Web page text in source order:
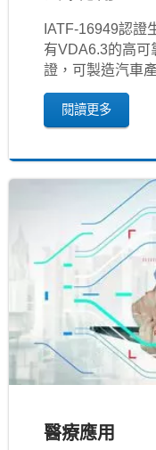
IATF‐16949認
有VDA6.3的高可
證，可製造汽車
閱讀更多
醫療應用